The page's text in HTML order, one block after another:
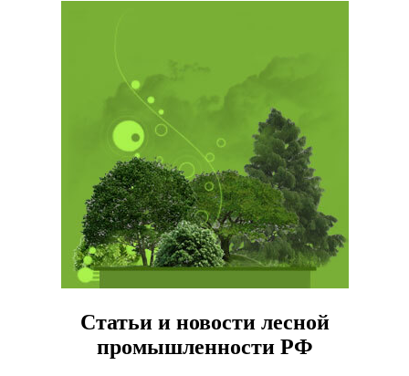
Статьи и новости лесной
промышленности РФ